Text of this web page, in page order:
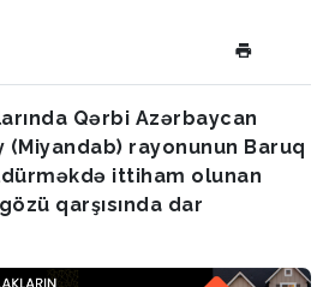
Qərbi Azərbaycan
rayonunun Baruq
ittiham olunan
qarşısında dar